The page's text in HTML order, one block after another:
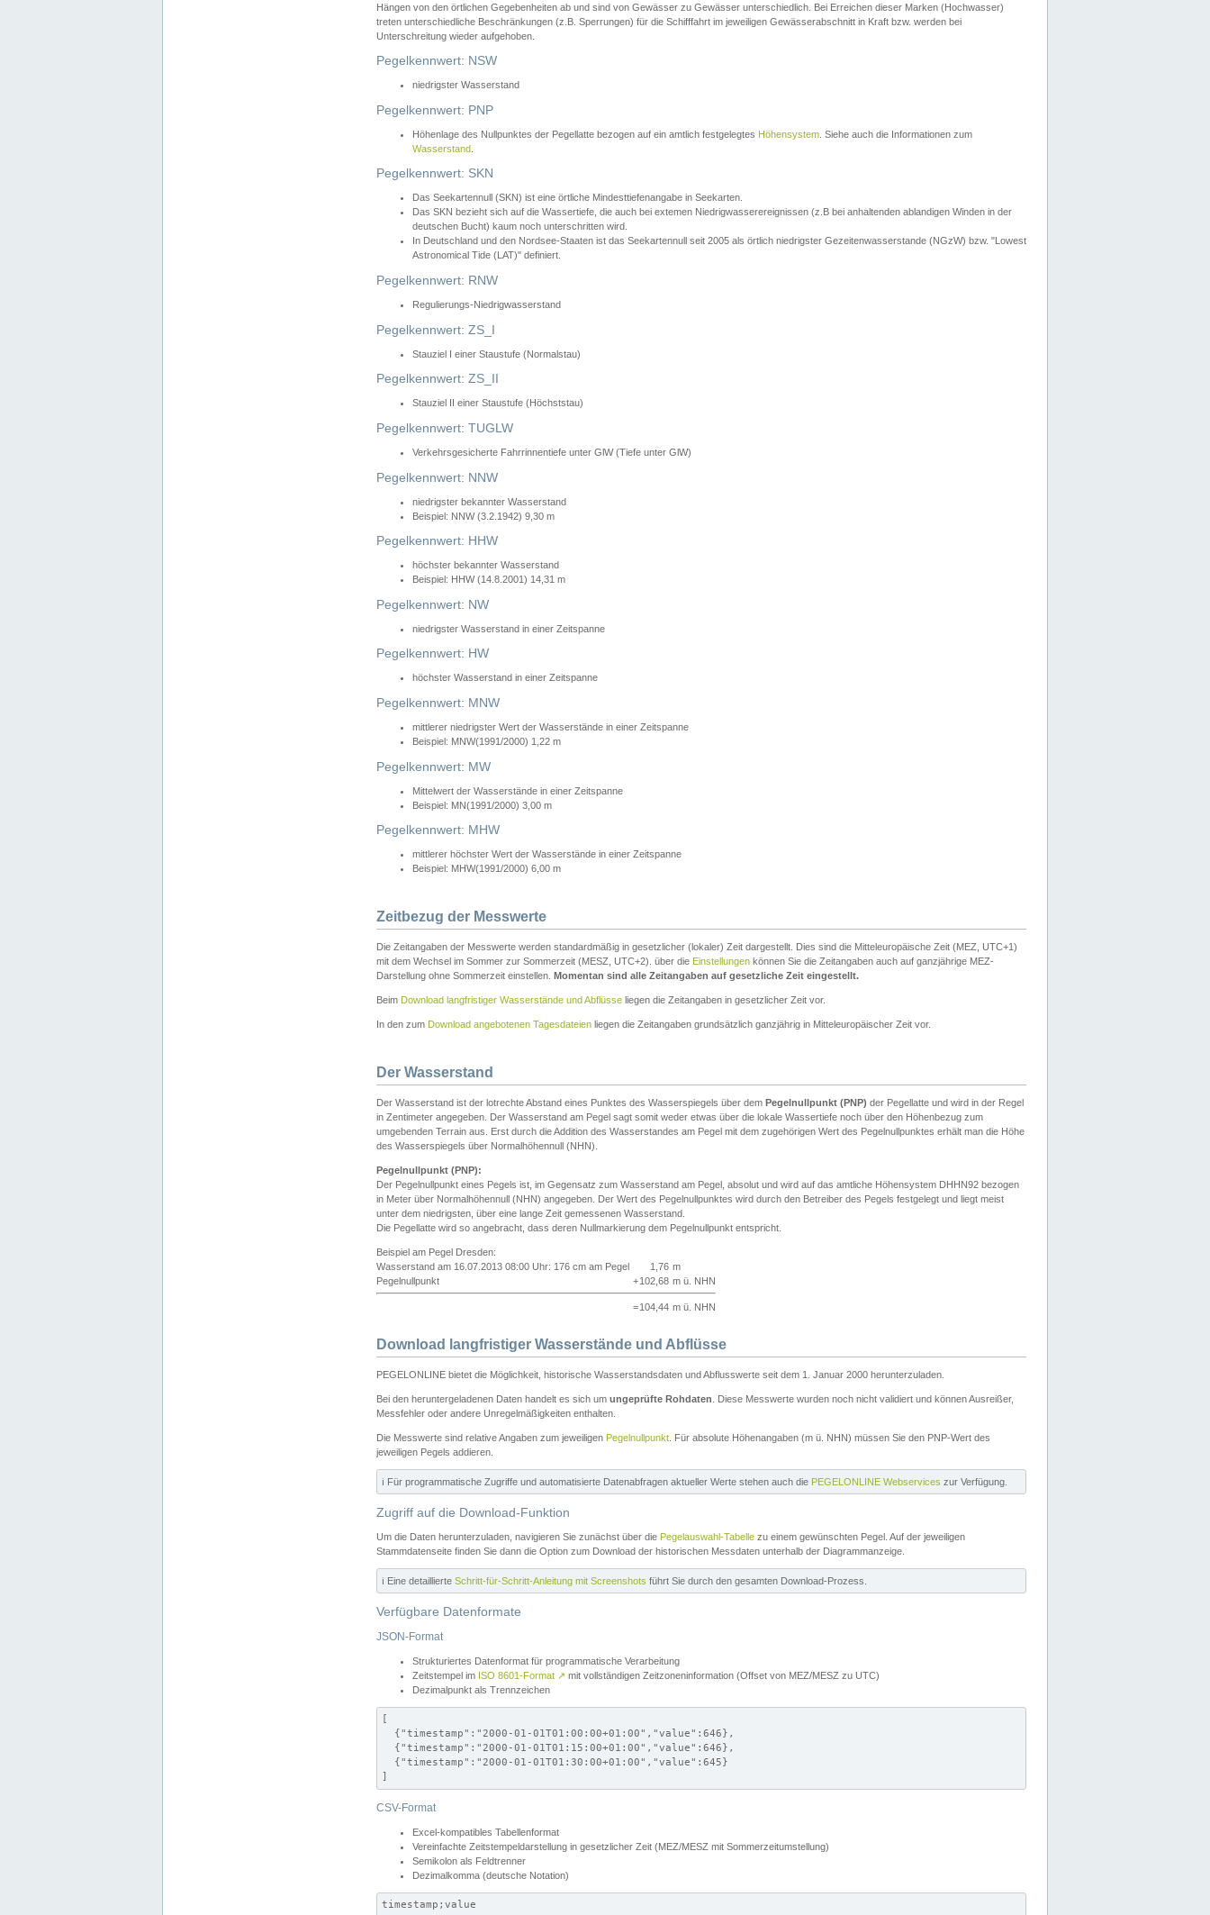
Hängen von den örtlichen Gegebenheiten ab und sind von Gewässer zu Gewässer unterschiedlich. Bei Erreichen dieser Marken (Hochwasser)
treten unterschiedliche Beschränkungen (z.B. Sperrungen) für die Schifffahrt im jeweiligen Gewässerabschnitt in Kraft bzw. werden bei
Unterschreitung wieder aufgehoben.
Pegelkennwert: NSW
niedrigster Wasserstand
Pegelkennwert: PNP
Höhenlage des Nullpunktes der Pegellatte bezogen auf ein amtlich festgelegtes Höhensystem . Siehe auch die Informationen zum
Wasserstand
Pegelkennwert: SKN
Das Seekartennull (SKN) ist eine örtliche Mindesttiefenangabe in Seekarten.
Das SKN bezieht sich auf die Wassertiefe, die auch bei extemen Niedrigwasserereignissen (z.B bei anhaltenden ablandigen Winden in der
deutschen Bucht) kaum noch unterschritten wird.
In Deutschland und den Nordsee-Staaten ist das Seekartennull seit 2005 als örtlich niedrigster Gezeitenwasserstande (NGzW) bzw. "Lowest
Astronomical Tide (LAT)" definiert.
Pegelkennwert: RNW
Regulierungs-Niedrigwasserstand
Pegelkennwert: ZS_I
Stauziel I einer Staustufe (Normalstau)
Pegelkennwert: ZS_II
Stauziel II einer Staustufe (Höchststau)
Pegelkennwert: TUGLW
Verkehrsgesicherte Fahrrinnentiefe unter GlW (Tiefe unter GlW)
Pegelkennwert: NNW
niedrigster bekannter Wasserstand
Beispiel: NNW (3.2.1942) 9,30 m
Pegelkennwert: HHW
höchster bekannter Wasserstand
Beispiel: HHW (14.8.2001) 14,31 m
Pegelkennwert: NW
niedrigster Wasserstand in einer Zeitspanne
Pegelkennwert: HW
höchster Wasserstand in einer Zeitspanne
Pegelkennwert: MNW
mittlerer niedrigster Wert der Wasserstände in einer Zeitspanne
Beispiel: MNW(1991/2000) 1,22 m
Pegelkennwert: MW
Mittelwert der Wasserstände in einer Zeitspanne
Beispiel: MN(1991/2000) 3,00 m
Pegelkennwert: MHW
mittlerer höchster Wert der Wasserstände in einer Zeitspanne
Beispiel: MHW(1991/2000) 6,00 m
Zeitbezug der Messwerte
Die Zeitangaben der Messwerte werden standardmäßig in gesetzlicher (lokaler) Zeit dargestellt. Dies sind die Mitteleuropäische Zeit (MEZ, UTC+1)
mit dem Wechsel im Sommer zur Sommerzeit (MESZ, UTC+2). über die Einstellungen können Sie die Zeitangaben auch auf ganzjährige MEZ-
Darstellung ohne Sommerzeit einstellen. Momentan sind alle Zeitangaben auf gesetzliche Zeit eingestellt.
Beim Download langfristiger Wasserstände und Abflüsse liegen die Zeitangaben in gesetzlicher Zeit vor.
In den zum Download angebotenen Tagesdateien liegen die Zeitangaben grundsätzlich ganzjährig in Mitteleuropäischer Zeit vor.
Der Wasserstand
Der Wasserstand ist der lotrechte Abstand eines Punktes des Wasserspiegels über dem Pegelnullpunkt (PNP) der Pegellatte und wird in der Regel
in Zentimeter angegeben. Der Wasserstand am Pegel sagt somit weder etwas über die lokale Wassertiefe noch über den Höhenbezug zum
umgebenden Terrain aus. Erst durch die Addition des Wasserstandes am Pegel mit dem zugehörigen Wert des Pegelnullpunktes erhält man die Höhe
des Wasserspiegels über Normalhöhennull (NHN).
Pegelnullpunkt (PNP):
Der Pegelnullpunkt eines Pegels ist, im Gegensatz zum Wasserstand am Pegel, absolut und wird auf das amtliche Höhensystem DHHN92 bezogen
in Meter über Normalhöhennull (NHN) angegeben. Der Wert des Pegelnullpunktes wird durch den Betreiber des Pegels festgelegt und liegt meist
unter dem niedrigsten, über eine lange Zeit gemessenen Wasserstand.
Die Pegellatte wird so angebracht, dass deren Nullmarkierung dem Pegelnullpunkt entspricht.
Beispiel am Pegel Dresden:
Wasserstand am 16.07.2013 08:00 Uhr: 176 cm am Pegel
1,76 m
Pegelnullpunkt
+102,68 m ü. NHN
=104,44 m ü. NHN
Download langfristiger Wasserstände und Abflüsse
PEGELONLINE bietet die Möglichkeit, historische Wasserstandsdaten und Abflusswerte seit dem 1. Januar 2000 herunterzuladen.
Bei den heruntergeladenen Daten handelt es sich um ungeprüfte Rohdaten . Diese Messwerte wurden noch nicht validiert und können Ausreißer,
Messfehler oder andere Unregelmäßigkeiten enthalten.
Die Messwerte sind relative Angaben zum jeweiligen Pegelnullpunkt . Für absolute Höhenangaben (m ü. NHN) müssen Sie den PNP-Wert des
jeweiligen Pegels addieren.
ℹ️ Für programmatische Zugriffe und automatisierte Datenabfragen aktueller Werte stehen auch die PEGELONLINE Webservices zur Verfügung.
Zugriff auf die Download-Funktion
Um die Daten herunterzuladen, navigieren Sie zunächst über die Pegelauswahl-Tabelle zu einem gewünschten Pegel. Auf der jeweiligen
Stammdatenseite finden Sie dann die Option zum Download der historischen Messdaten unterhalb der Diagrammanzeige.
ℹ️ Eine detaillierte Schritt-für-Schritt-Anleitung mit Screenshots führt Sie durch den gesamten Download-Prozess.
Verfügbare Datenformate
JSON-Format
Strukturiertes Datenformat für programmatische Verarbeitung
Zeitstempel im ISO 8601-Format ↗ mit vollständigen Zeitzoneninformation (Offset von MEZ/MESZ zu UTC)
Dezimalpunkt als Trennzeichen
[
  {"timestamp":"2000-01-01T01:00:00+01:00","value":646},
  {"timestamp":"2000-01-01T01:15:00+01:00","value":646},
  {"timestamp":"2000-01-01T01:30:00+01:00","value":645}
]
CSV-Format
Excel-kompatibles Tabellenformat
Vereinfachte Zeitstempeldarstellung in gesetzlicher Zeit (MEZ/MESZ mit Sommerzeitumstellung)
Semikolon als Feldtrenner
Dezimalkomma (deutsche Notation)
timestamp;value